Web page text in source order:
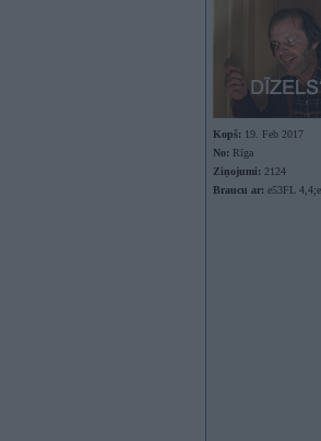
Kopš: 19. Feb 2017
No: Rīga
Ziņojumi: 2124
Braucu ar: e53FL